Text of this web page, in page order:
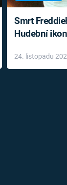
Smrt
Hudební
léky
24. listopadu